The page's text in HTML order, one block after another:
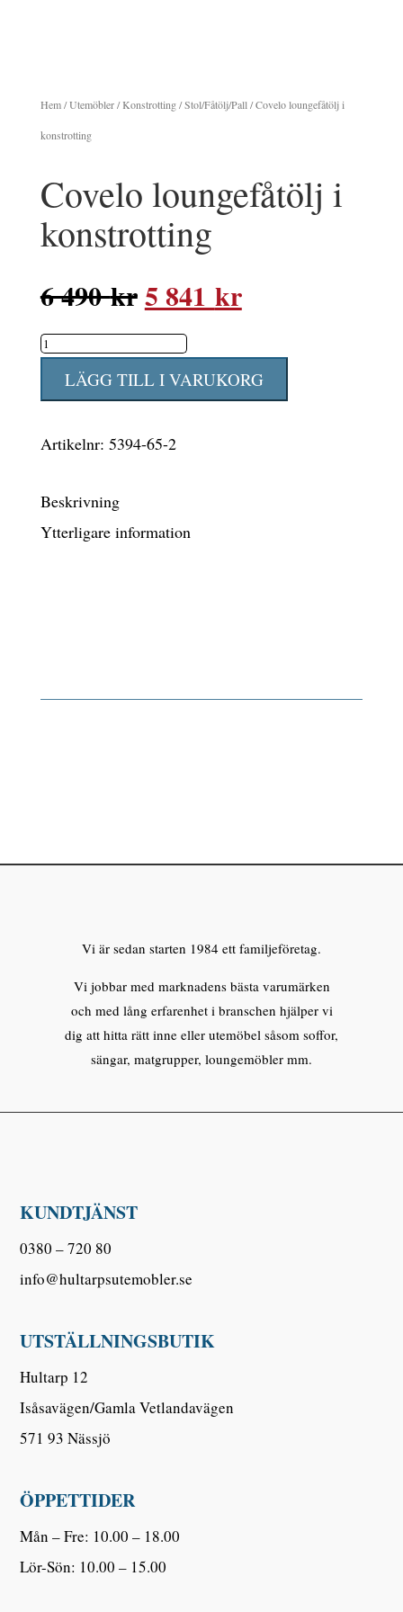
Hem/Utemöbler/Konstrotting/Stol/Fåtölj/Pall / Covelo loungefåtölj i
konstrotting
Covelo loungefåtölj i
konstrotting
6 490krDet
ursprungliga
priset
var:
490 kr.
5 841 krDet
priset
är:
Covelo
loungefåtölj
i
konstrotting
LÄGG TILL I VARUKORG
Artikelnr: 5394-65-2
Beskrivning
Ytterligare information
Vi är sedan starten 1984 ett familjeföretag.
Vi jobbar med marknadens bästa varumärken
och med lång erfarenhet i branschen hjälper vi
dig att hitta rätt inne eller utemöbel såsom soffor,
sängar, matgrupper, loungemöbler mm.
KUNDTJÄNST
0380 – 720 80
info@hultarpsutemobler.se
UTSTÄLLNINGSBUTIK
Hultarp 12
Isåsavägen/Gamla Vetlandavägen
571 93 Nässjö
ÖPPETTIDER
Mån – Fre: 10.00 – 18.00
Lör-Sön: 10.00 – 15.00